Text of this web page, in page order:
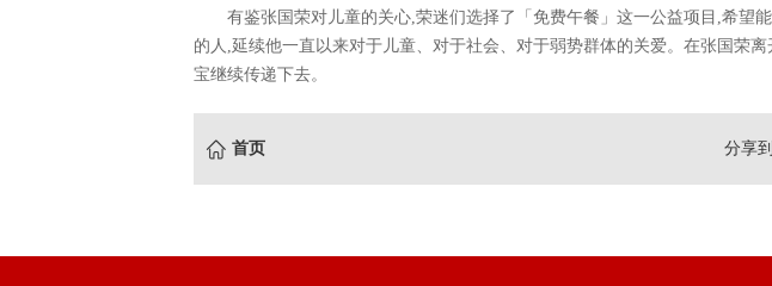
有鉴张国荣对儿童的关心,荣迷们选择了「免费午餐」这一公益项目,希望
的人,延续他一直以来对于儿童、对于社会、对于弱势群体的关爱。在张国荣
宝继续传递下去。
首页 分享到